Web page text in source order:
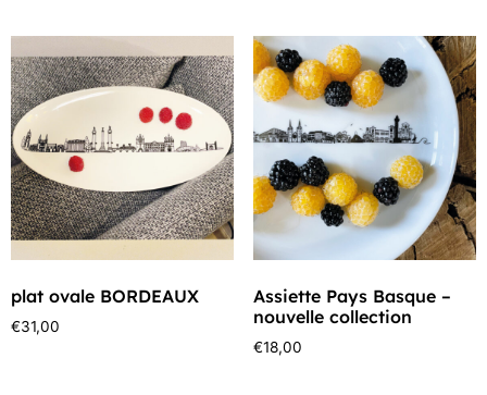
plat ovale BORDEAUX
€31,00
Assiette Pays Basque –
nouvelle collection
€18,00